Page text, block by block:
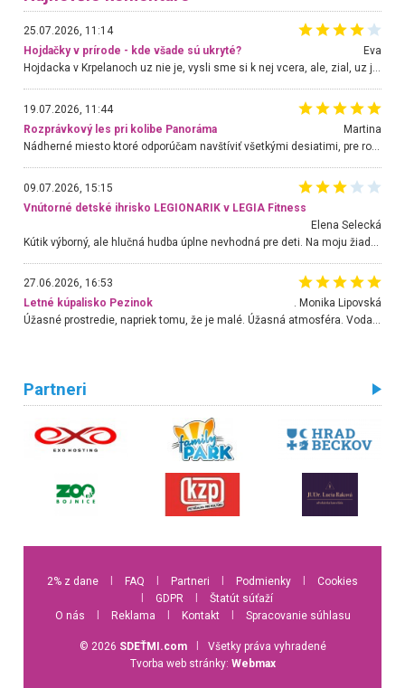
25.07.2026, 11:14
Hojdačky v prírode - kde všade sú ukryté?
Eva
Hojdacka v Krpelanoch uz nie je, vysli sme si k nej vcera, ale, zial, uz je znicena. Ak sem planujete cestu len kvoli hojdacke, mozete si ju usetrit. Krasny vyhlad je tu vsak aj bez hojdacky :-)
19.07.2026, 11:44
Rozprávkový les pri kolibe Panoráma
Martina
Nádherné miesto ktoré odporúčam navštíviť všetkými desiatimi, pre rodiny s deťmi, dôchodcom... Proste a jednoducho ozaj rozprávkový les.. určite ešte prídeme. Odniesli sme si na pamiatku krásne tričká,
09.07.2026, 15:15
Vnútorné detské ihrisko LEGIONARIK v LEGIA Fitness
Elena Selecká
27.06.2026, 16:53
Letné kúpalisko Pezinok
. Monika Lipovská
Úžasné prostredie, napriek tomu, že je malé. Úžasná atmosféra. Voda fantastická a nádherná. Ľudí je pomerne veľa, ale su mili a ohľaduplní. Je veľmi zaujímavé sledovať, ako dokážu spolu športovať cudzí ľudia a bez ohľadu na vek. Vládne tu pohoda. Vnuka neviem dostať z vody. Ďakujem za krásny deň . Urcite sa sem vrátim. Jediný problém je s parkovaním, ale aj ten sa mi podarilo vyriešiť. Monika Bratislava
Partneri
2% z dane FAQ Partneri Podmienky
Cookies
GDPR
Štatút súťaží
O nás
Reklama Kontakt Spracovanie súhlasu
© 2026 SDEŤMI.com
Všetky práva vyhradené
Tvorba web stránky: Webmax